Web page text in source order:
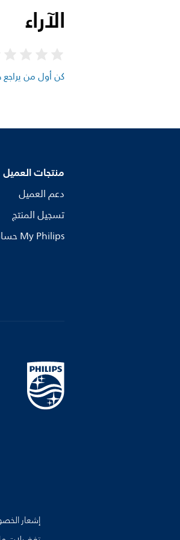
الآراء
كن أول من يراجع
منتجات العميل
دعم العميل
تسجيل المنتج
My Philips حساب
إشعار